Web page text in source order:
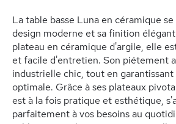
images
gallery
La table basse Luna en céramique
design moderne et sa finition
plateau en céramique d'argile, elle
et facile d'entretien. Son piétement
industrielle chic, tout en
optimale. Grâce à ses plateaux
est à la fois pratique et esthétique,
parfaitement à vos besoins au